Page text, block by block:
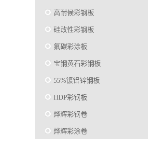
高耐候彩钢板
硅改性彩钢板
氟碳彩涂板
宝钢黄石彩钢板
55%镀铝锌钢板
HDP彩钢板
烨辉彩钢卷
烨辉彩涂卷